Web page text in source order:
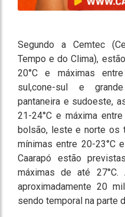
Segundo a Cemtec
Tempo e do Clima),
20°C e máximas
sul,cone-sul e
pantaneira e sudoeste,
21-24°C e máxima
bolsão, leste e norte os
mínimas entre 20-23°C
Caarapó estão
máximas de até
aproximadamente 20
sendo temporal na parte